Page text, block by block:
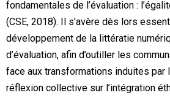
fondamentales de l’évaluation :
(CSE, 2018). Il s’avère dès lors
développement de la littératie
d’évaluation, afin d’outiller les
face aux transformations induites par
réflexion collective sur l’intégration